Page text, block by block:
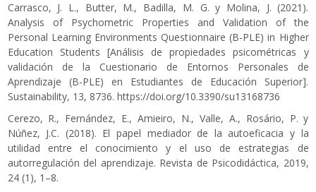
Carrasco, J. L., Butter, M., Badilla, M. G. y Molina, J. (2021).
Analysis of Psychometric Properties and Validation of the
Personal Learning Environments Questionnaire (B-PLE) in Higher
Education Students [Análisis de propiedades psicométricas y
validación de la Cuestionario de Entornos Personales de
Aprendizaje (B-PLE) en Estudiantes de Educación Superior].
Sustainability, 13, 8736. https://doi.org/10.3390/su13168736
Cerezo, R., Fernández, E., Amieiro, N., Valle, A., Rosário, P. y
Núñez, J.C. (2018). El papel mediador de la autoeficacia y la
utilidad entre el conocimiento y el uso de estrategias de
autorregulación del aprendizaje. Revista de Psicodidáctica, 2019,
24 (1), 1–8.